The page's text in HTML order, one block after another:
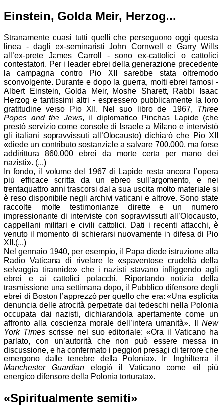
Einstein, Golda Meir, Herzog...
Stranamente quasi tutti quelli che perseguono oggi questa
linea - dagli ex-seminaristi John Cornwell e Garry Wills
all’ex-prete James Carroll - sono ex-cattolici o cattolici
contestatori. Per i leader ebrei della generazione precedente
la campagna contro Pio XII sarebbe stata oltremodo
sconvolgente. Durante e dopo la guerra, molti ebrei famosi -
Albert Einstein, Golda Meir, Moshe Sharett, Rabbi Isaac
Herzog e tantissimi altri - espressero pubblicamente la loro
gratitudine verso Pio XII. Nel suo libro del 1967, Three
Popes and the Jews, il diplomatico Pinchas Lapide (che
prestò servizio come console di Israele a Milano e intervistò
gli italiani sopravvissuti all’Olocausto) dichiarò che Pio XII
«diede un contributo sostanziale a salvare 700.000, ma forse
addirittura 860.000 ebrei da morte certa per mano dei
nazisti». (...)
In fondo, il volume del 1967 di Lapide resta ancora l’opera
più efficace scritta da un ebreo sull’argomento, e nei
trentaquattro anni trascorsi dalla sua uscita molto materiale si
è reso disponibile negli archivi vaticani e altrove. Sono state
raccolte molte testimonianze dirette e un numero
impressionante di interviste con sopravvissuti all’Olocausto,
cappellani militari e civili cattolici. Dati i recenti attacchi, è
venuto il momento di schierarsi nuovamente in difesa di Pio
XII.(...)
Nel gennaio 1940, per esempio, il Papa diede istruzione alla
Radio Vaticana di rivelare le «spaventose crudeltà della
selvaggia tirannide» che i nazisti stavano infliggendo agli
ebrei e ai cattolici polacchi. Riportando notizia della
trasmissione una settimana dopo, il Pubblico difensore degli
ebrei di Boston l’apprezzò per quello che era: «Una esplicita
denuncia delle atrocità perpetrate dai tedeschi nella Polonia
occupata dai nazisti, dichiarandola apertamente come un
affronto alla coscienza morale dell’intera umanità». Il New
York Times scrisse nel suo editoriale: «Ora il Vaticano ha
parlato, con un’autorità che non può essere messa in
discussione, e ha confermato i peggiori presagi di terrore che
emergono dalle tenebre della Polonia». In Inghilterra il
Manchester Guardian elogiò il Vaticano come «il più
energico difensore della Polonia torturata».
«Spiritualmente semiti»